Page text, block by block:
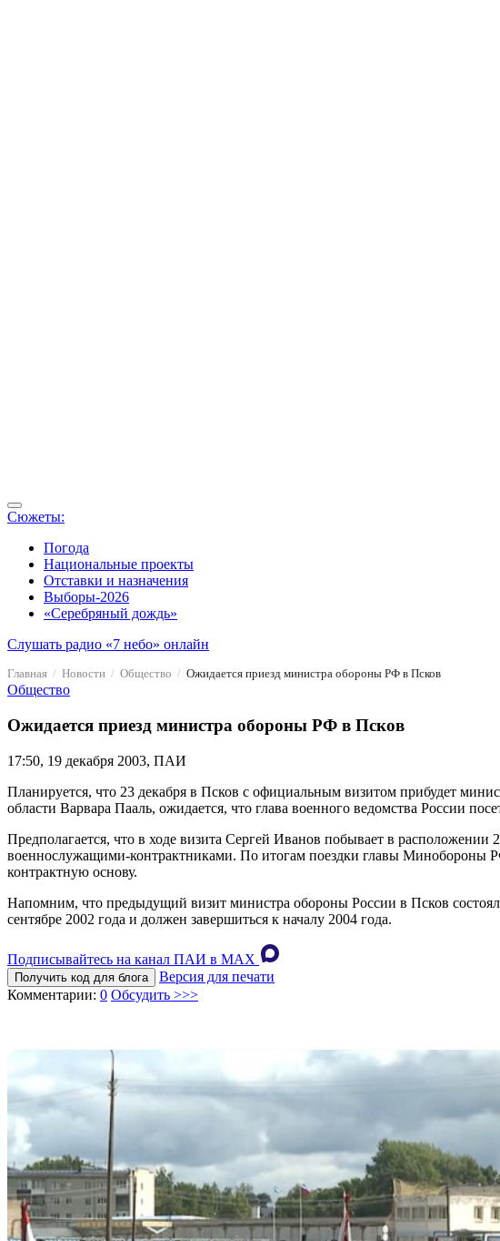
Сюжеты:
Погода
Национальные проекты
Отставки и назначения
Выборы-2026
«Серебряный дождь»
Слушать радио «7 небо» онлайн
Главная Новости Общество Ожидается приезд министра обороны РФ в Псков
Общество
Ожидается приезд министра обороны РФ в Псков
17:50, 19 декабря 2003, ПАИ
Планируется, что 23 декабря в Псков с официальным визитом прибудет
области Варвара Пааль, ожидается, что глава военного ведомства России
Предполагается, что в ходе визита Сергей Иванов побывает в
военнослужащими-контрактниками. По итогам поездки главы Минобороны
контрактную основу.
Напомним, что предыдущий визит министра обороны России в Псков
сентябре 2002 года и должен завершиться к началу 2004 года.
Подписывайтесь на канал ПАИ в MAХ
Получить код для блога
Версия для печати
Комментарии: 0 Обсудить >>>